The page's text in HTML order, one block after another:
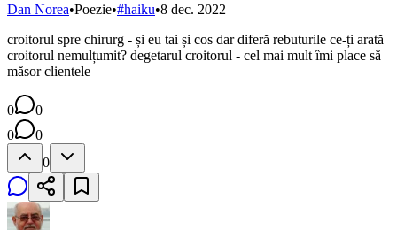
Dan Norea•Poezie•#haiku•8 dec. 2022
croitorul spre chirurg - și eu tai și cos dar diferă rebuturile ce-ți arată
croitorul nemulțumit? degetarul croitorul - cel mai mult îmi place să
măsor clientele
0
0
0
0
0